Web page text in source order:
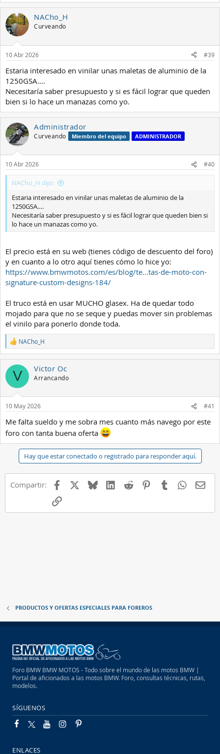
NACho_H
Curveando
10 Abr 2026 #39
Estaria interesado en vinilar unas maletas de aluminio de la
1250GSA….
Necesitaría saber presupuesto y si es fácil lograr que queden
bien si lo hace un manazas como yo.
Administrador
Curveando Miembro del equipo ADMINISTRADOR
10 Abr 2026 #40
NACho_H dijo:
Estaria interesado en vinilar unas maletas de aluminio de la
1250GSA….
Necesitaría saber presupuesto y si es fácil lograr que queden bien si
lo hace un manazas como yo.
El precio está en su web (tienes código de descuento del foro)
y en cuanto a lo otro aquí tienes cómo lo hice yo:
https://www.bmwmotos.com/es/blog/te...tas-de-moto-con-
signature-custom-designs-184/
El truco está en usar MUCHO glasex. Ha de quedar todo
mojado para que no se seque y puedas mover sin problemas
el vinilo para ponerlo donde toda.
R
e
a
c
i
n
e
:
NACho_H
V Victor Oc
Arrancando
10 May 2026 #41
Me falta sueldo y me sobra mes cuanto más navego por este
foro con tanta buena oferta
Hay que estar conectado o registrado para responder aquí.
Compartir: Facebook BlueskyLinkedIn
Reddit PinterestTumblr
E-
Enlace
PRODUCTOS Y OFERTAS ESPECIALES PARA FOREROS
Foro BMW BMW MOTOS - Todo sobre el mundo de las motos BMW |
Portal de aficionados a las motos BMW. Foro, consultas técnicas, rutas,
modelos.
SÍGUENOS
ENLACES